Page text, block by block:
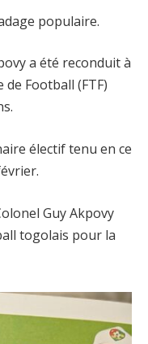
populaire.
a été reconduit à
Football (FTF)
électif tenu en ce
Guy Akpovy
togolais pour la